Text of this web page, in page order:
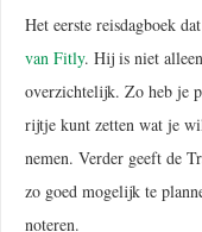
Het eerste reisdagboek
van Fitly. Hij is niet
overzichtelijk. Zo heb je
rijtje kunt zetten wat je
nemen. Verder geeft de
zo goed mogelijk te
noteren.